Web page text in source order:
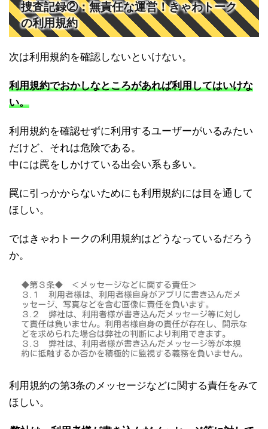
捜査記録②：無責任な運営！きゃわトーク
の利用規約
次は利用規約を確認しないといけない。
利用規約でおかしなところがあれば利用してはいけな
い。
利用規約を確認せずに利用するユーザーがいるみたい
だけど、それは危険である。
中には罠をしかけている出会い系も多い。
罠に引っかからないためにも利用規約には目を通して
ほしい。
ではきゃわトークの利用規約はどうなっているだろう
か。
利用規約の第3条のメッセージなどに関する責任をみて
ほしい。